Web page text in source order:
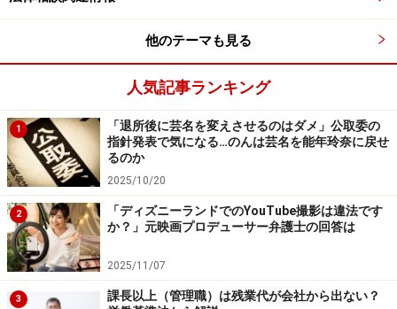
＞次ページ：【実際の投稿】「自転車も必ず一時停止!!」
※記事内容は執筆時点のものです。最新の内容をご確認くださ
い。
1/2 次のページへ
他のテーマも見る
人気記事ランキング
1
「退所後に芸名を変えさせるのはダメ」公取委の
指針発表で気になる…のんは芸名を能年玲奈に戻せ
るのか
2025/10/20
2
「ディズニーランドでのYouTube撮影は違法です
か？」元映画プロデューサー弁護士の回答は
2025/11/07
3
課長以上（管理職）は残業代が会社から出ない？